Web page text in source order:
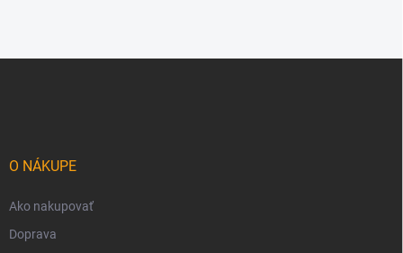
O NÁKUPE
Ako nakupovať
Doprava